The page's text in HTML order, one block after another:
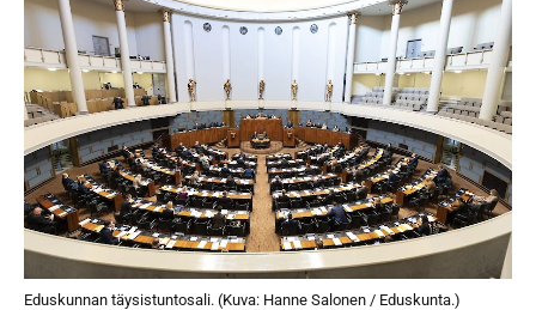
Eduskunnan täysistuntosali. (Kuva: Hanne Salonen / Eduskunta.)